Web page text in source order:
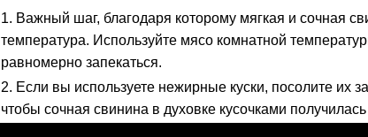
Важный шаг, благодаря которому мягкая и сочная
температура. Используйте мясо комнатной
равномерно запекаться.
Если вы используете нежирные куски, посолите их
чтобы сочная свинина в духовке кусочками